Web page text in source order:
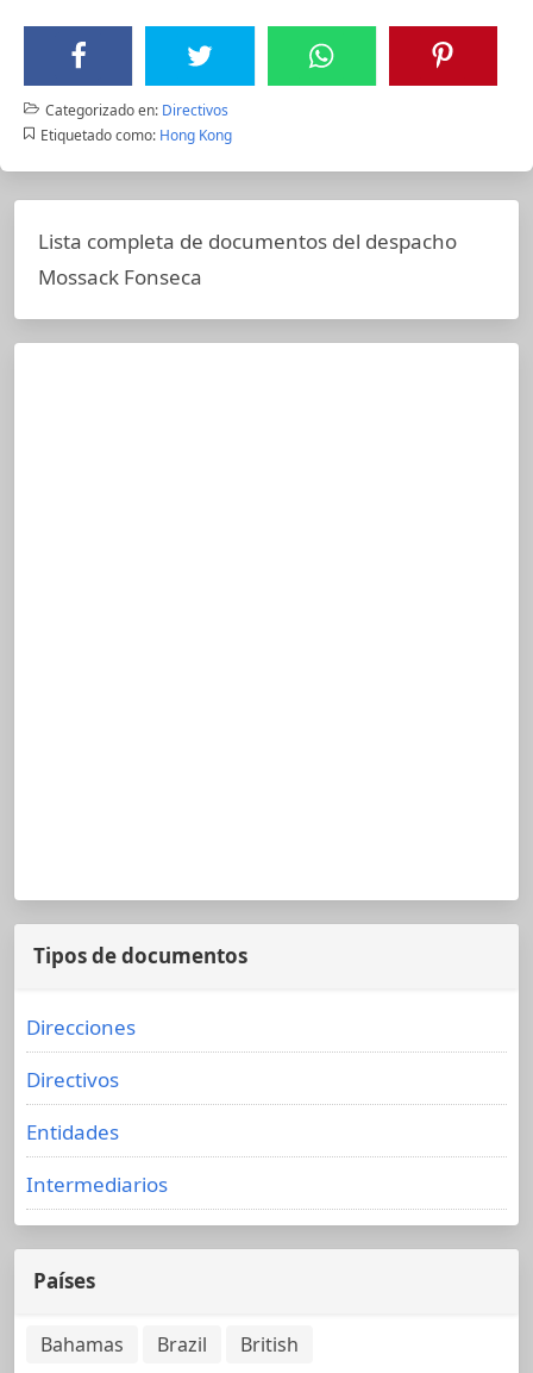
Categorizado en: Directivos
Etiquetado como: Hong Kong
Lista completa de documentos del despacho
Mossack Fonseca
Tipos de documentos
Direcciones
Directivos
Entidades
Intermediarios
Países
Bahamas Brazil
British